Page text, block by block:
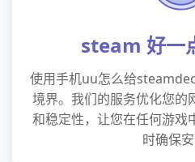
steam 好一
使用手机uu怎么给
境界。我们的服务优化您的
和稳定性，让您在任何游戏
时确保安